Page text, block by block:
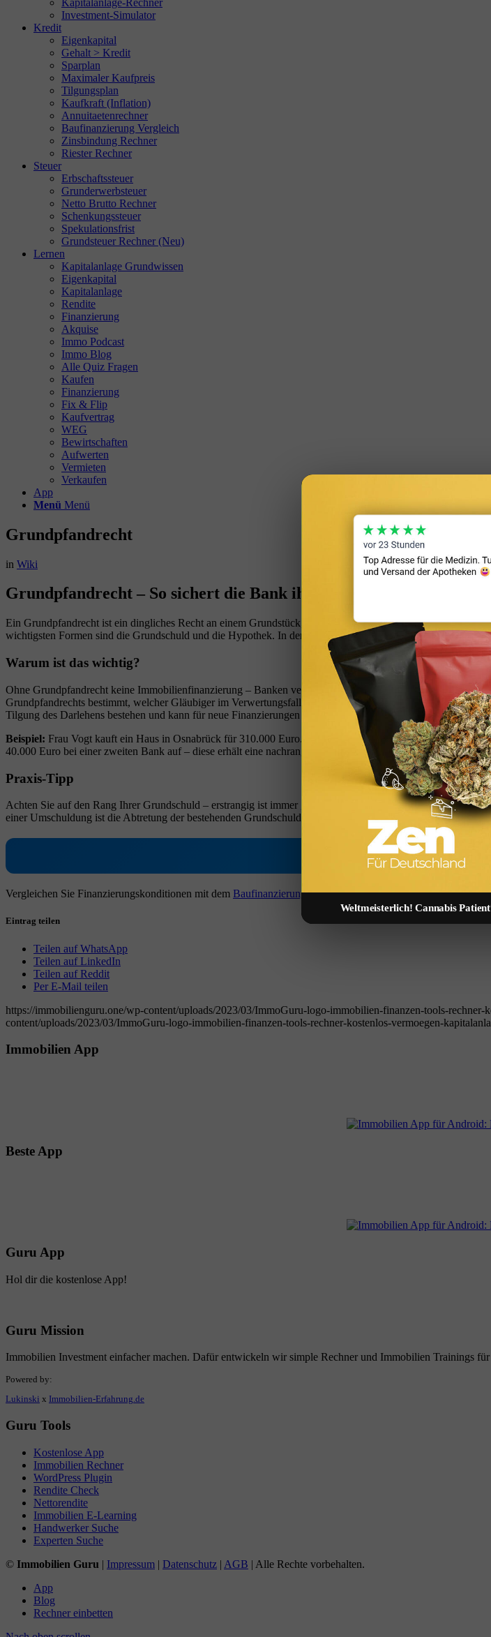
Investment-Simulator
Kredit
Eigenkapital
Gehalt > Kredit
Sparplan
Maximaler Kaufpreis
Tilgungsplan
Kaufkraft (Inflation)
Annuitaetenrechner
Baufinanzierung Vergleich
Zinsbindung Rechner
Riester Rechner
Steuer
Erbschaftssteuer
Grunderwerbsteuer
Netto Brutto Rechner
Schenkungssteuer
Spekulationsfrist
Grundsteuer Rechner (Neu)
Lernen
Kapitalanlage Grundwissen
Eigenkapital
Kapitalanlage
Rendite
Finanzierung
Akquise
Immo Podcast
Immo Blog
Alle Quiz Fragen
Kaufen
Finanzierung
Fix & Flip
Kaufvertrag
WEG
Bewirtschaften
Aufwerten
Vermieten
Verkaufen
App
Menü Menü
Grundpfandrecht
in Wiki
Grundpfandrecht – So sichert die Bank ihren Kredit
Ein Grundpfandrecht ist ein dingliches Recht an einem Grundstück, das dem Gläubiger erlaubt, bei
wichtigsten Formen sind die Grundschuld und die Hypothek. In der Praxis dominiert die Grundschuld mit
Warum ist das wichtig?
Ohne Grundpfandrecht keine Immobilienfinanzierung – Banken vergeben Darlehen für Immobilien nur
Grundpfandrechts bestimmt, welcher Gläubiger im Verwertungsfall zuerst bedient wird. Erstrangige
Tilgung des Darlehens bestehen und kann für neue Finanzierungen wiederverwendet werden.
Beispiel: Frau Vogt kauft ein Haus in Osnabrück für 310.000 Euro. Die Bank bestellt eine erstrangige
40.000 Euro bei einer zweiten Bank auf – diese erhält eine nachrangige Grundschuld (Zinssatz: 5,1 %). Die
Praxis-Tipp
Achten Sie auf den Rang Ihrer Grundschuld – erstrangig ist immer günstiger. Nach vollständiger Tilgung
einer Umschuldung ist die Abtretung der bestehenden Grundschuld an die neue Bank günstiger als Löschung
▶ Grundbuchkosten
Vergleichen Sie Finanzierungskonditionen mit dem Baufinanzierungs-Vergleich.
Eintrag teilen
Teilen auf WhatsApp
Teilen auf LinkedIn
Teilen auf Reddit
Per E-Mail teilen
https://immobilienguru.one/wp-content/uploads/2023/03/ImmoGuru-logo-immobilien-finanzen-tools-rechner-
content/uploads/2023/03/ImmoGuru-logo-immobilien-finanzen-tools-rechner-kostenlos-vermoegen-
Immobilien App
Beste App
Guru App
Hol dir die kostenlose App!
Guru Mission
Immobilien Investment einfacher machen. Dafür entwickeln wir simple Rechner und Immobilien Trainings
Powered by:
Lukinski x Immobilien-Erfahrung.de
Guru Tools
Kostenlose App
Immobilien Rechner
WordPress Plugin
Rendite Check
Nettorendite
Immobilien E-Learning
Handwerker Suche
Experten Suche
© Immobilien Guru | Impressum | Datenschutz | AGB | Alle Rechte vorbehalten.
App
Blog
Rechner einbetten
Weltmeisterlich! Cannabis